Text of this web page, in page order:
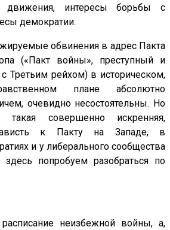
движения, интересы борьбы с
демократии.
обвинения в адрес Пакта
(«Пакт войны», преступный и
Третьим рейхом) в историческом,
плане абсолютно
очевидно несостоятельны. Но
совершенно искренняя,
к Пакту на Западе, в
и у либерального сообщества
попробуем разобраться по
неизбежной войны, а,